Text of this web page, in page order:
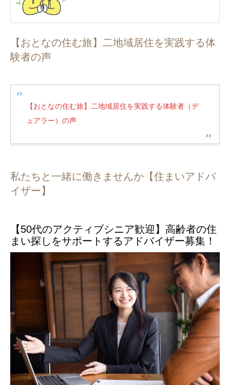
【おとなの住む旅】二地域居住を実践する体
験者の声
【おとなの住む旅】二地域居住を実践する体験者（デ
ュアラー）の声
私たちと一緒に働きませんか【住まいアドバ
イザー】
【50代のアクティブシニア歓迎】高齢者の住
まい探しをサポートするアドバイザー募集！